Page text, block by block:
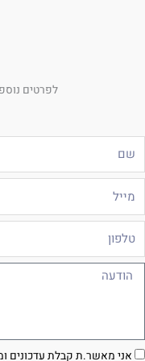
לפרטים
אני מאשר.ת קבלת עדכונים